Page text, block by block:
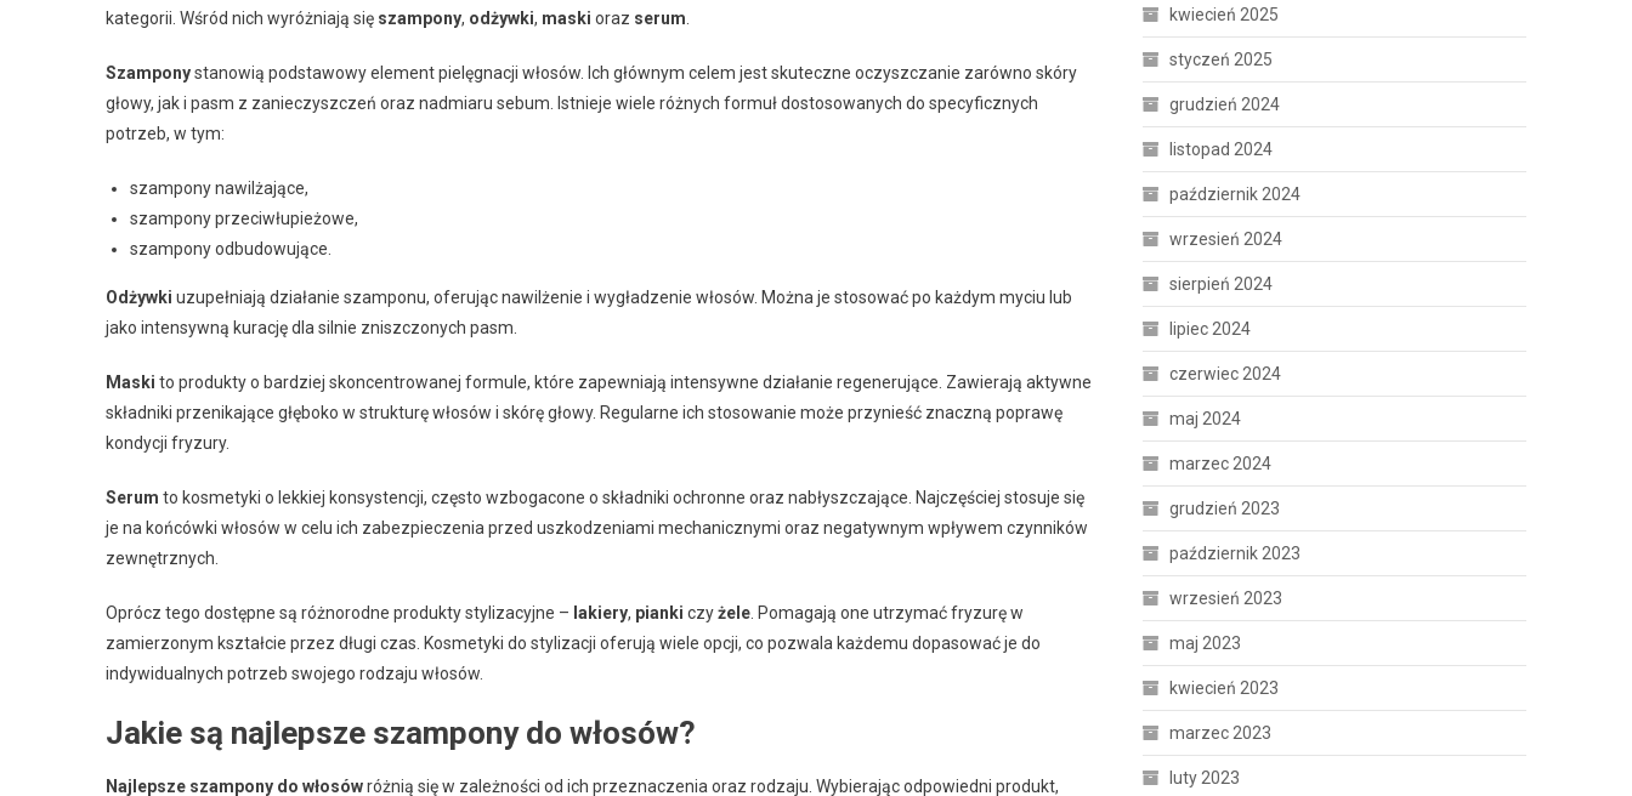
kategorii. Wśród nich wyróżniają się szampony, odżywki, maski oraz serum.
Szamponystanowią podstawowy element pielęgnacji włosów. Ich głównym celem jest skuteczne oczyszczanie zarówno skóry
głowy, jak i pasm z zanieczyszczeń oraz nadmiaru sebum. Istnieje wiele różnych formuł dostosowanych do specyficznych
potrzeb, w tym:
szampony nawilżające,
szampony przeciwłupieżowe,
szampony odbudowujące.
Odżywki uzupełniają działanie szamponu, oferując nawilżenie i wygładzenie włosów. Można je stosować po każdym myciu lub
jako intensywną kurację dla silnie zniszczonych pasm.
Maski to produkty o bardziej skoncentrowanej formule, które zapewniają intensywne działanie regenerujące. Zawierają aktywne
składniki przenikające głęboko w strukturę włosów i skórę głowy. Regularne ich stosowanie może przynieść znaczną poprawę
kondycji fryzury.
Serum to kosmetyki o lekkiej konsystencji, często wzbogacone o składniki ochronne oraz nabłyszczające. Najczęściej stosuje się
je na końcówki włosów w celu ich zabezpieczenia przed uszkodzeniami mechanicznymi oraz negatywnym wpływem czynników
zewnętrznych.
Oprócz tego dostępne są różnorodne produkty stylizacyjne – lakiery, pianki czyżele. Pomagają one utrzymać fryzurę w
zamierzonym kształcie przez długi czas. Kosmetyki do stylizacji oferują wiele opcji, co pozwala każdemu dopasować je do
indywidualnych potrzeb swojego rodzaju włosów.
Jakie są najlepsze szampony do włosów?
Najlepsze szampony do włosówróżnią się w zależności od ich przeznaczenia oraz rodzaju. Wybierając odpowiedni produkt,
kwiecień 2025
styczeń 2025
grudzień 2024
listopad 2024
październik 2024
wrzesień 2024
sierpień 2024
lipiec 2024
czerwiec 2024
maj 2024
marzec 2024
grudzień 2023
październik 2023
wrzesień 2023
maj 2023
kwiecień 2023
marzec 2023
luty 2023